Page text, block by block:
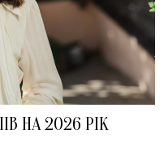
НА 2026 РІК